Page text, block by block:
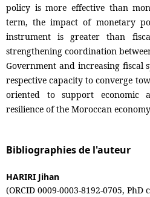
policy is more effective than
term, the impact of monetary
instrument is greater than
strengthening coordination
Government and increasing fiscal
respective capacity to converge
oriented to support economic
resilience of the Moroccan
Bibliographies de l'auteur
HARIRI Jihan
(ORCID 0009-0003-8192-0705, PhD